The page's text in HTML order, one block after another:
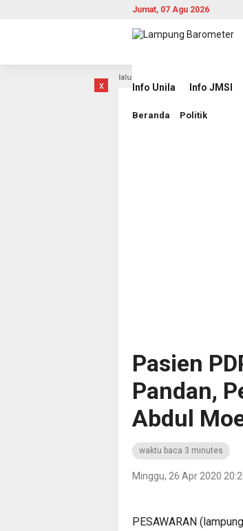
Jumat, 07 Agu 2026
Info Unila Info JMSI
x
Pemprov Lampung Intensifkan
Beranda Politik
Pasien
Pandan,
Abdul
waktu baca 3 minutes
Minggu, 26 Apr 2020
PESAWARAN